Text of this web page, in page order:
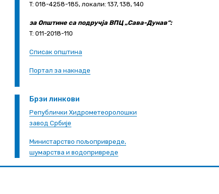
T: 018-4258-185, локали: 137, 138, 140
за Општине са подручја ВПЦ „Сава-Дунав“:
T: 011-2018-110
Списак општина
Портал за накнаде
Брзи линкови
Републички Хидрометеоролошки
завод Србије
Министарство пољопривреде,
шумарства и водопривреде